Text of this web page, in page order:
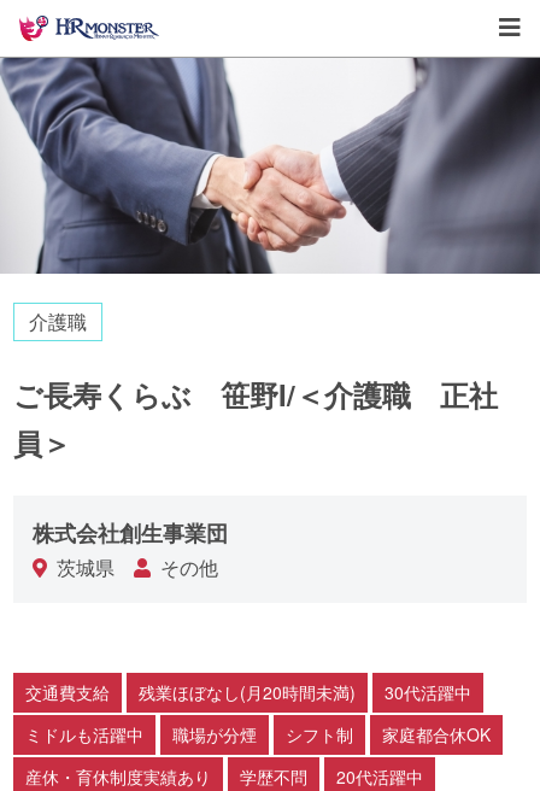
介護職
ご長寿くらぶ 笹野I/＜介護職 正社
員＞
株式会社創生事業団
茨城県 その他
交通費支給 残業ほぼなし(月20時間未満)
30代活躍中
ミドルも活躍中
職場が分煙 シフト制
家庭都合休OK
産休・育休制度実績あり
学歴不問
20代活躍中